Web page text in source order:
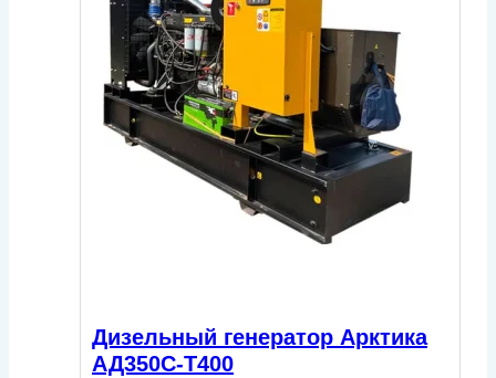
Дизельный генератор Арктика
АД350С-Т400